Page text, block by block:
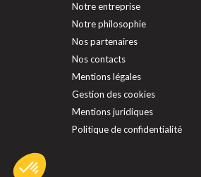
Notre entreprise
Notre philosophie
Nos partenaires
Nos contacts
Mentions légales
Gestion des cookies
Mentions juridiques
Politique de confidentialité
Notre plateforme vous permet